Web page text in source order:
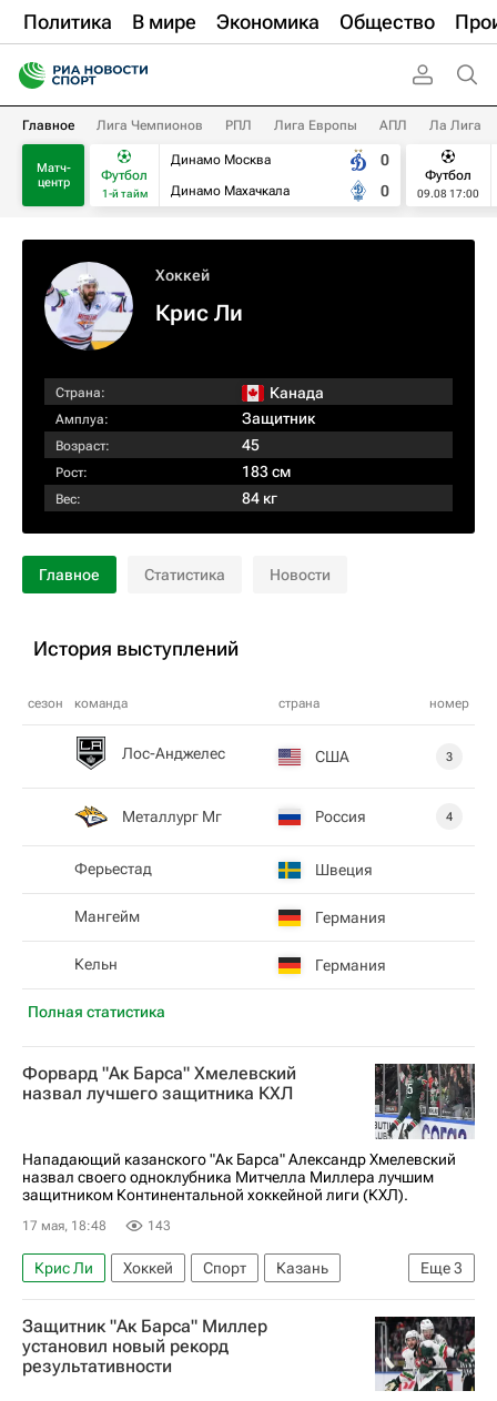
Политика В мире Экономика Общество
Главное Лига Чемпионов РПЛ Лига Европы АПЛ Ла Лига
Матч-
центр
Футбол
1-й тайм
Динамо Москва
Динамо Махачкала
0
0
Футбол
09.08 17:00
Хоккей
Крис Ли
Страна: Канада
Амплуа: Защитник
Возраст: 45
Рост: 183 см
Вес: 84 кг
Главное Статистика Новости
История выступлений
сезон команда страна номер
Полная статистика
Лос-Анджелес США 3
Металлург Мг Россия 4
Ферьестад Швеция
Мангейм Германия
Кельн Германия
Форвард "Ак Барса" Хмелевский
назвал лучшего защитника КХЛ
Нападающий казанского "Ак Барса" Александр Хмелевский
назвал своего одноклубника Митчелла Миллера лучшим
защитником Континентальной хоккейной лиги (КХЛ).
17 мая, 18:48 143
Еще3
Крис Ли Хоккей Спорт
Казань
Александр Хмелевский
Ак Барс
КХЛ 2025-2026
Защитник "Ак Барса" Миллер
установил новый рекорд
результативности